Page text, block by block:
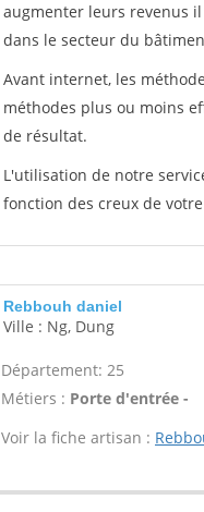
augmenter leurs revenus
dans le secteur du
Avant internet, les
méthodes plus ou moins
de résultat.
L'utilisation de notre
fonction des creux de
Rebbouh daniel
Ville : Ng, Dung
Département: 25
Métiers : Porte d'entrée -
Voir la fiche artisan :